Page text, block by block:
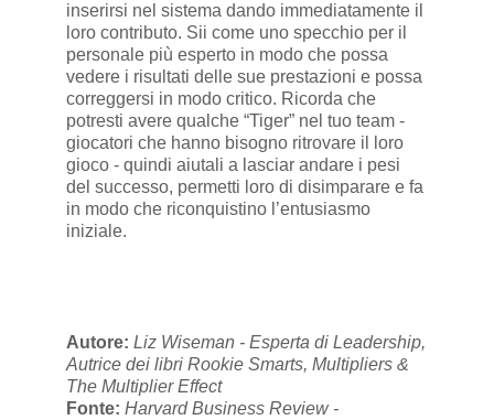
inserirsi nel sistema dando immediatamente il
loro contributo. Sii come uno specchio per il
personale più esperto in modo che possa
vedere i risultati delle sue prestazioni e possa
correggersi in modo critico. Ricorda che
potresti avere qualche “Tiger” nel tuo team -
giocatori che hanno bisogno ritrovare il loro
gioco - quindi aiutali a lasciar andare i pesi
del successo, permetti loro di disimparare e fa
in modo che riconquistino l’entusiasmo
iniziale.
Autore: Liz Wiseman - Esperta di Leadership,
Autrice dei libri Rookie Smarts, Multipliers &
The Multiplier Effect
Fonte: Harvard Business Review -